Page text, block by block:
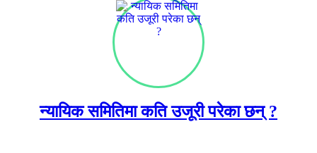
न्यायिक समितिमा कति उजूरी परेका छन् ?